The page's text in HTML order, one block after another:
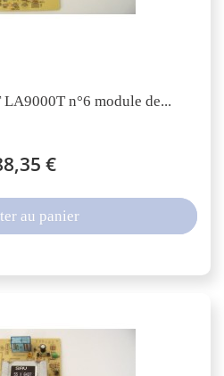
n°6 module de...
€
au panier